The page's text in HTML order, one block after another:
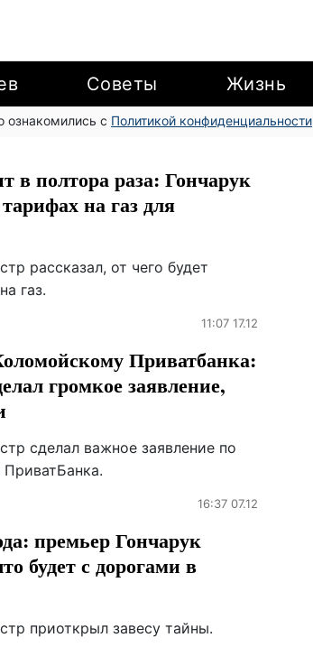
Советы Жизнь
ознакомились с Политикой конфиденциальности
в полтора раза: Гончарук
на газ для
рассказал, от чего будет
газ.
11:07 17.12
Приватбанка:
громкое заявление,
сделал важное заявление по
16:37 07.12
премьер Гончарук
будет с дорогами в
приоткрыл завесу тайны.